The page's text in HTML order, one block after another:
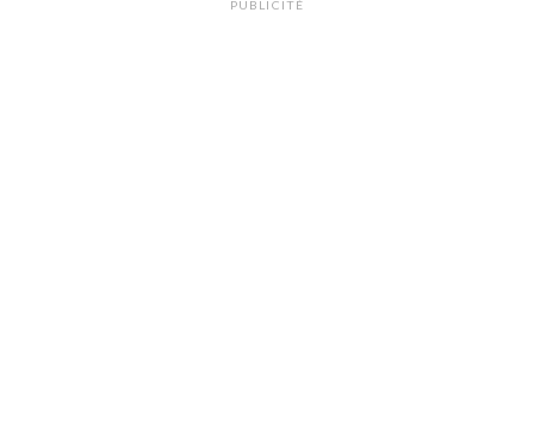
PUBLICITÉ